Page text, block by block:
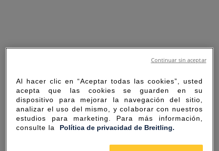
Al hacer clic en “Aceptar todas las cookies”, usted
acepta que las cookies se guarden en su
dispositivo para mejorar la navegación del sitio,
analizar el uso del mismo, y colaborar con nuestros
estudios para marketing. Para más información,
consulte la Política de privacidad de Breitling.
Continuar sin aceptar